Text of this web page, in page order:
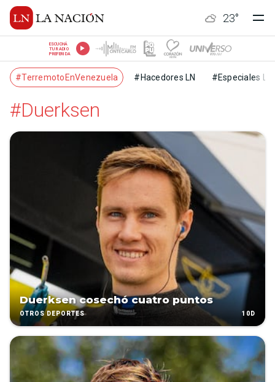
23°
ESCUCHÁ
TU RADIO
PREFERIDA
#TerremotoEnVenezuela #Hacedores LN #Especiales LN
#Duerksen
Duerksen cosechó cuatro puntos
OTROS DEPORTES 10D